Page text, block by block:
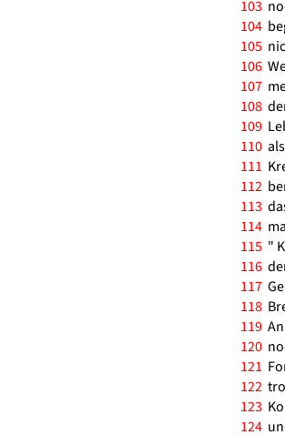
103
104
105
106
107
108
109
110
111
112
113
114
115 "
116
117
118
119
120
121
122
123
124